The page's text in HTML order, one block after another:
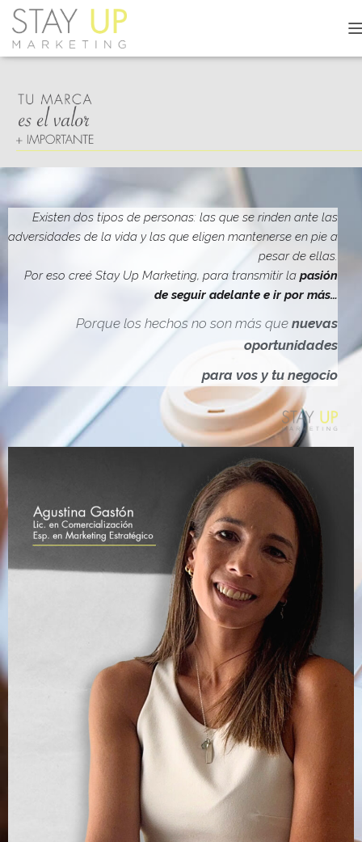
A
M
D
E
N
A
V
G
I
Ó
N
Existen dos tipos de personas: las que se rinden ante las
adversidades de la vida y las que eligen mantenerse en pie a
pesar de ellas.
Por eso creé Stay Up Marketing, para transmitir la pasión
de seguir adelante e ir por más…
Porque los hechos no son más que nuevas
oportunidades
para vos y tu negocio